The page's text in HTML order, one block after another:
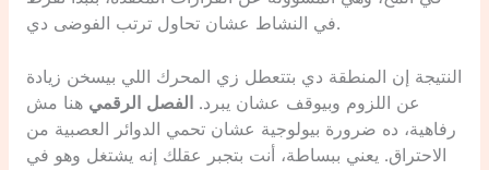
في النشاط عشان تحاول ترتب الفوضى دي.
النتيجة إن المنطقة دي بتتعطل زي المحرك اللي بيسخن زيادة
عن اللزوم وبيوقف عشان يبرد.
الفصل الرقمي هنا مش
رفاهية، ده ضرورة بيولوجية عشان تحمي الدوائر العصبية من
الاحتراق. يعني ببساطة، أنت بتجبر عقلك إنه يشتغل وهو في